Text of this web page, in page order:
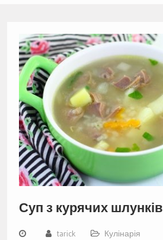
Суп з курячих шлунків
tarick Кулінарія